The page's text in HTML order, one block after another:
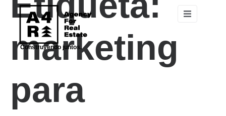
Construyendo juntos.
marketing
para